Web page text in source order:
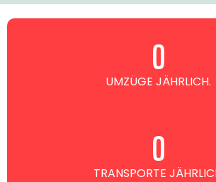
UMZÜGE JÄHRLICH.
0
TRANSPORTE
0